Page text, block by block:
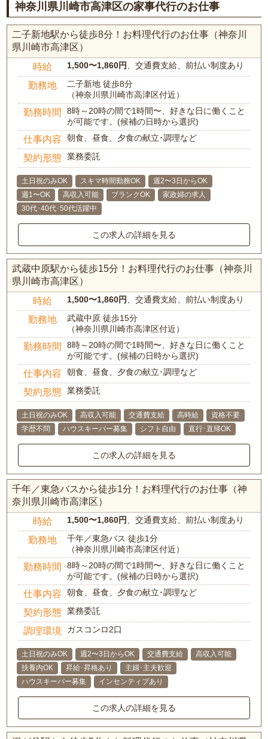
神奈川県川崎市高津区の家事代行のお仕事
二子新地駅から徒歩8分！お料理代行のお仕事（神奈川
県川崎市高津区）
時給 1,500〜1,860円 、交通費支給、前払い制度あり
勤務地
二子新地 徒歩8分
（神奈川県川崎市高津区付近）
勤務時間
8時～20時の間で1時間〜、好きな日に働くこと
が可能です。(候補の日時から選択)
仕事内容 朝食、昼食、夕食の献立･調理など
契約形態 業務委託
土日祝のみOK スキマ時間勤務OK
週2〜3日からOK
週1〜OK
高収入可能 ブランクOK
家政婦の求人
30代･40代･50代活躍中
この求人の詳細を見る
武蔵中原駅から徒歩15分！お料理代行のお仕事（神奈川
県川崎市高津区）
時給 1,500〜1,860円 、交通費支給、前払い制度あり
勤務地
武蔵中原 徒歩15分
（神奈川県川崎市高津区付近）
勤務時間
8時～20時の間で1時間〜、好きな日に働くこと
が可能です。(候補の日時から選択)
仕事内容 朝食、昼食、夕食の献立･調理など
契約形態 業務委託
土日祝のみOK 高収入可能 交通費支給 高時給
資格不要
学歴不問
ハウスキーパー募集 シフト自由 直行･直帰OK
この求人の詳細を見る
千年／東急バスから徒歩1分！お料理代行のお仕事（神
奈川県川崎市高津区）
時給 1,500〜1,860円 、交通費支給、前払い制度あり
勤務地
千年／東急バス 徒歩1分
（神奈川県川崎市高津区付近）
勤務時間
8時～20時の間で1時間〜、好きな日に働くこと
が可能です。(候補の日時から選択)
仕事内容 朝食、昼食、夕食の献立･調理など
契約形態 業務委託
調理環境 ガスコンロ2口
土日祝のみOK 週2〜3日からOK 交通費支給
高収入可能
扶養内OK
昇給･昇格あり
主婦･主夫歓迎
ハウスキーパー募集
インセンティブあり
この求人の詳細を見る